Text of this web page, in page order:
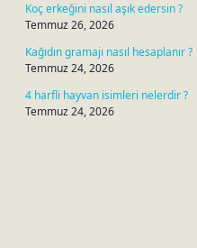
Koç erkeğini nasıl aşık edersin ?
Temmuz 26, 2026
Kağıdın gramajı nasıl hesaplanır ?
Temmuz 24, 2026
4 harfli hayvan isimleri nelerdir ?
Temmuz 24, 2026